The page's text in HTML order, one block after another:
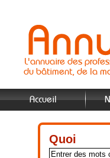
L'annuaire des
du bâtiment, de la
Accueil
Quoi